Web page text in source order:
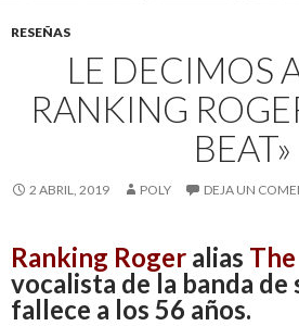
RESEÑAS
LE DECIMOS
RANKING
BEAT»
2 ABRIL, 2019 POLY DEJA UN
Ranking Roger alias
vocalista de la banda de
fallece a los 56 años.